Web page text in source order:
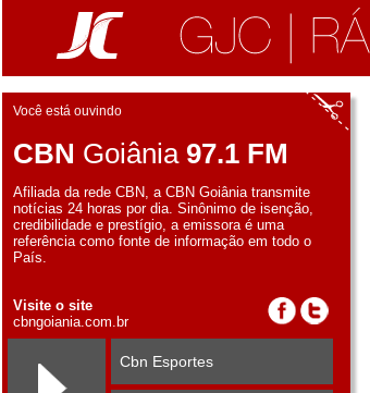
Você está ouvindo
CBN Goiânia 97.1 FM
Afiliada da rede CBN, a CBN Goiânia transmite
notícias 24 horas por dia. Sinônimo de isenção,
credibilidade e prestígio, a emissora é uma
referência como fonte de informação em todo o
País.
Visite o site
cbngoiania.com.br
Cbn Esportes